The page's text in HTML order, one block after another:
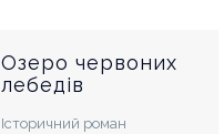
Озеро червоних
лебедів
Історичний роман